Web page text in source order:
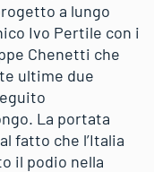
a lungo
Ivo Pertile con i
Chenetti che
ultime due
La portata
fatto che l’Italia
il podio nella